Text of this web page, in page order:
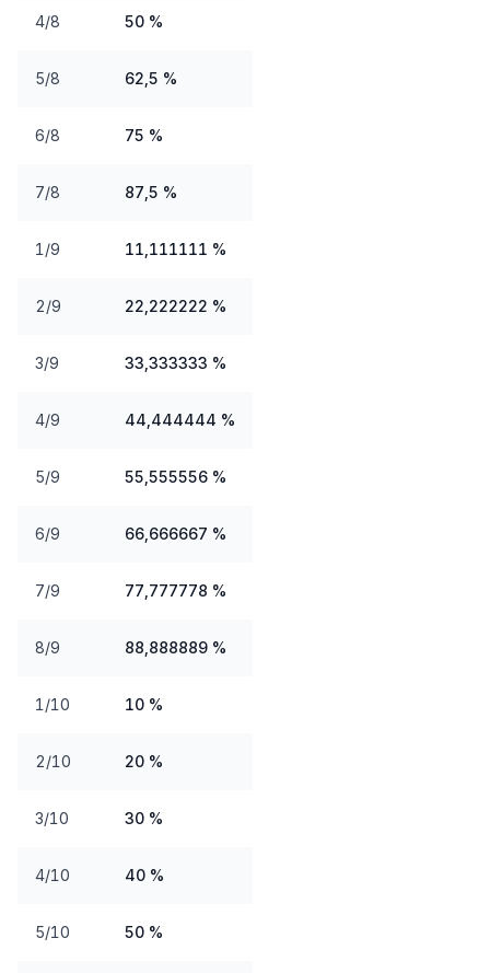
4/8 50 %
5/8 62,5 %
6/8 75 %
7/8 87,5 %
1/9 11,111111 %
2/9 22,222222 %
3/9 33,333333 %
4/9 44,444444 %
5/9 55,555556 %
6/9 66,666667 %
7/9 77,777778 %
8/9 88,888889 %
1/10 10 %
2/10 20 %
3/10 30 %
4/10 40 %
5/10 50 %